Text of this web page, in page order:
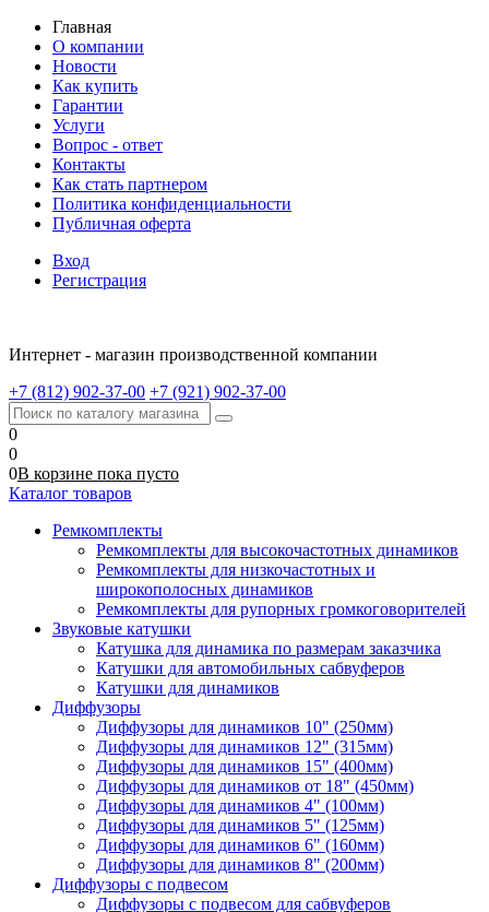
Главная
О компании
Новости
Как купить
Гарантии
Услуги
Вопрос - ответ
Контакты
Как стать партнером
Политика конфиденциальности
Публичная оферта
Вход
Регистрация
Интернет - магазин производственной компании
+7 (812) 902-37-00 +7 (921) 902-37-00
0
0
0В корзине пока пусто
Каталог товаров
Ремкомплекты
Ремкомплекты для высокочастотных динамиков
Ремкомплекты для низкочастотных и
широкополосных динамиков
Ремкомплекты для рупорных громкоговорителей
Звуковые катушки
Катушка для динамика по размерам заказчика
Катушки для автомобильных сабвуферов
Катушки для динамиков
Диффузоры
Диффузоры для динамиков 10" (250мм)
Диффузоры для динамиков 12" (315мм)
Диффузоры для динамиков 15" (400мм)
Диффузоры для динамиков от 18" (450мм)
Диффузоры для динамиков 4" (100мм)
Диффузоры для динамиков 5" (125мм)
Диффузоры для динамиков 6" (160мм)
Диффузоры для динамиков 8" (200мм)
Диффузоры с подвесом
Диффузоры с подвесом для сабвуферов